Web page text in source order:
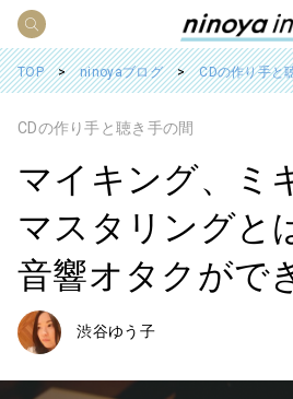
TOP ninoyaブログ CDの作り手と
CDの作り手と聴き手の間
マイキング、ミ
マスタリングと
音響オタクがで
渋谷ゆう子